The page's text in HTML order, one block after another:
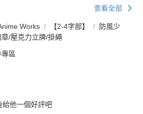
查看全部
Works 【2-4字部】
防風少
/壓克力立牌/掛繩
區
他一個好評吧